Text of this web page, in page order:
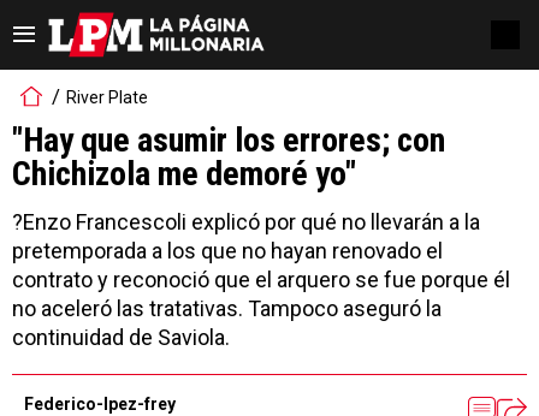
River Plate
"Hay que asumir los errores; con
Chichizola me demoré yo"
?Enzo Francescoli explicó por qué no llevarán a la
pretemporada a los que no hayan renovado el
contrato y reconoció que el arquero se fue porque él
no aceleró las tratativas. Tampoco aseguró la
continuidad de Saviola.
Federico-lpez-frey